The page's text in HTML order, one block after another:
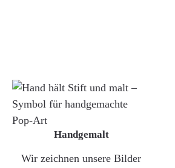
Handgemalt
Wir zeichnen unsere Bilder